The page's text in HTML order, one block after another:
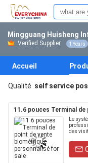
Mingguang Huisheng
Verified Supplier 1 Years
Accueil
Qualité self service
11.6 pouces Terminal
Le
des